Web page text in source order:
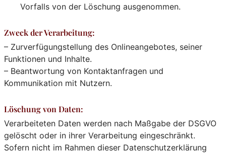
Vorfalls von der Löschung ausgenommen.
Zweck der Verarbeitung:
– Zurverfügungstellung des Onlineangebotes, seiner
Funktionen und Inhalte.
– Beantwortung von Kontaktanfragen und
Kommunikation mit Nutzern.
Löschung von Daten:
Verarbeiteten Daten werden nach Maßgabe der DSGVO
gelöscht oder in ihrer Verarbeitung eingeschränkt.
Sofern nicht im Rahmen dieser Datenschutzerklärung